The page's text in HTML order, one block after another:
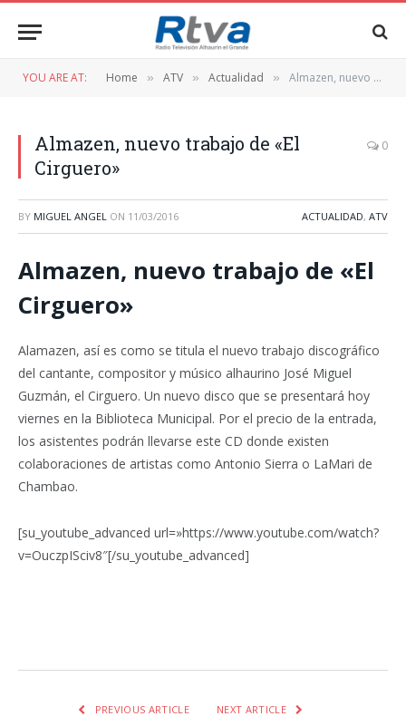
YOU ARE AT: Home » ATV » Actualidad » Almazen, nuevo trabajo de «El Cirguero»
Almazen, nuevo trabajo de «El
Cirguero»
0
BY MIGUEL ANGEL ON 11/03/2016 ACTUALIDAD, ATV
Almazen, nuevo trabajo de «El
Cirguero»
Alamazen, así es como se titula el nuevo trabajo discográfico
del cantante, compositor y músico alhaurino José Miguel
Guzmán, el Cirguero. Un nuevo disco que se presentará hoy
viernes en la Biblioteca Municipal. Por el precio de la entrada,
los asistentes podrán llevarse este CD donde existen
colaboraciones de artistas como Antonio Sierra o LaMari de
Chambao.
[su_youtube_advanced url=»https://www.youtube.com/watch?
v=OuczpISciv8″[/su_youtube_advanced]
PREVIOUS ARTICLE NEXT ARTICLE